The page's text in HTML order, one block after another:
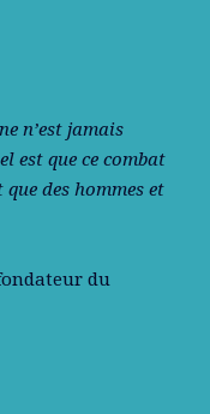
n’est jamais
est que ce combat
des hommes et
du